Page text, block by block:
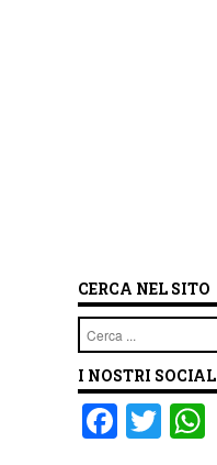
CERCA NEL SITO
Cerca
I NOSTRI SOCIAL
F T